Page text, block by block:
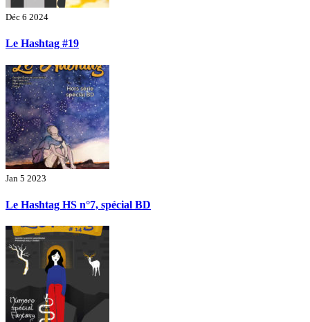
Déc 6 2024
Le Hashtag #19
Jan 5 2023
Le Hashtag HS n°7, spécial BD